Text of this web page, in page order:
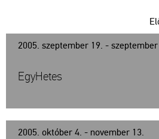
2005. szeptember 19. -
EgyHetes
2005. október 4. - november 13.